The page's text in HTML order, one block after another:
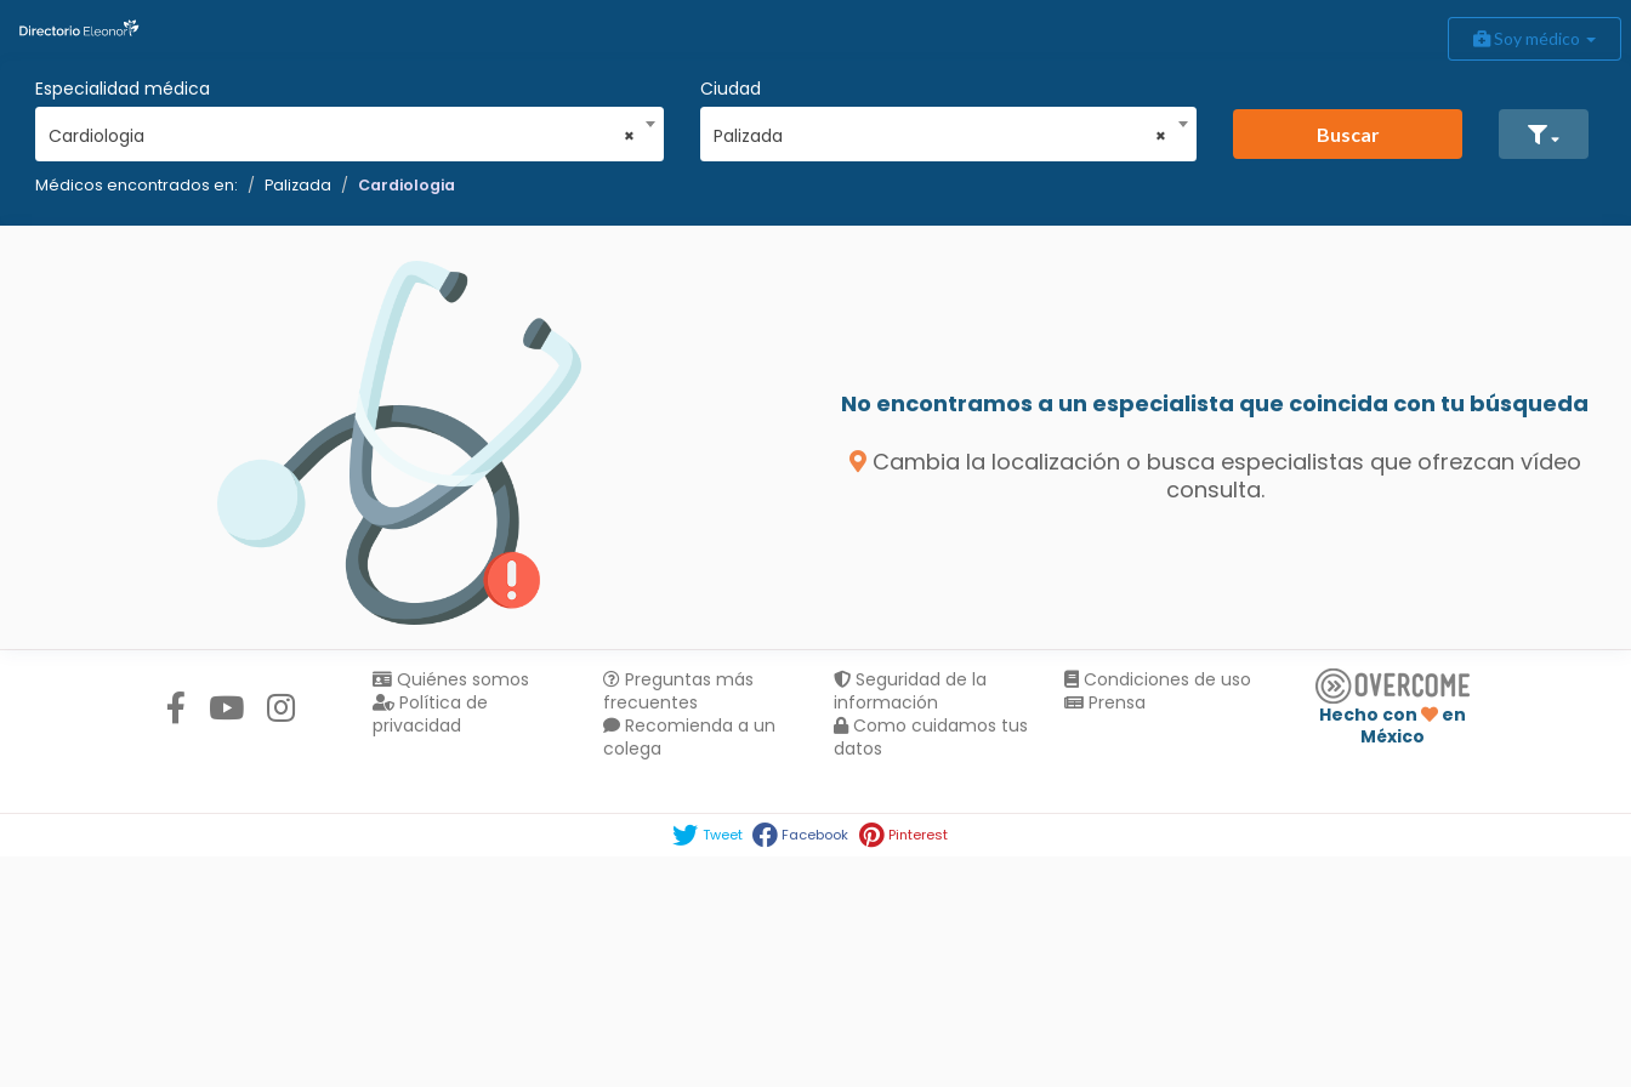
Soy médico
Especialidad médica
×
Cardiologia
Ciudad
×
Palizada Buscar
Médicos encontrados en: Palizada Cardiologia
No encontramos a un especialista que coincida con tu búsqueda
Cambia la localización o busca especialistas que ofrezcan vídeo
consulta.
Quiénes somos
Política de
privacidad
Preguntas más
frecuentes
Recomienda a un
colega
Seguridad de la
información
Como cuidamos tus
datos
Condiciones de uso
Prensa
Hecho con
en
México
Tweet Facebook Pinterest